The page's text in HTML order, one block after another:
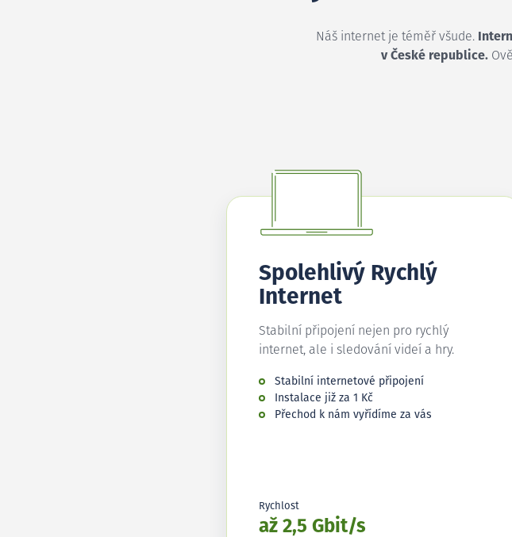
Náš internet je téměř všude.
v České republice.
Spolehlivý Rychlý
Internet
Stabilní připojení nejen pro rychlý
internet, ale i sledování videí a hry.
Stabilní internetové připojení
Instalace již za 1 Kč
Přechod k nám vyřídíme za vás
Rychlost
až 2,5 Gbit/s